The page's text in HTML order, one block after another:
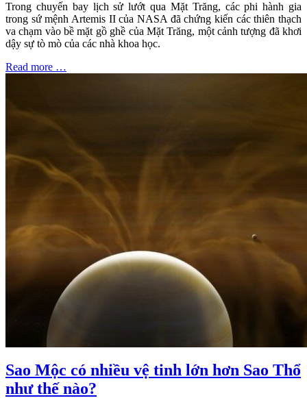
Trong chuyến bay lịch sử lướt qua Mặt Trăng, các phi hành gia
trong sứ mệnh Artemis II của NASA đã chứng kiến các thiên thạch
va chạm vào bề mặt gồ ghề của Mặt Trăng, một cảnh tượng đã khơi
dậy sự tò mò của các nhà khoa học.
Read more …
Sao Mộc có nhiều vệ tinh lớn hơn Sao Thổ
như thế nào?